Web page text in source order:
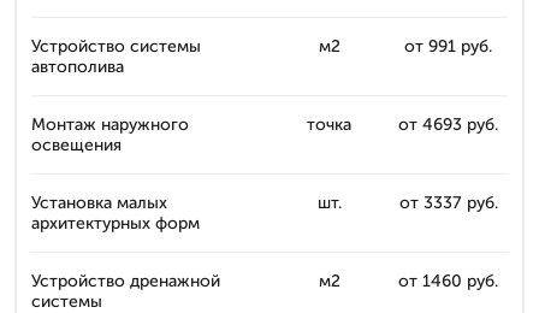
Устройство системы
автополива
м2 от 991 руб.
Монтаж наружного
освещения
точка от 4693 руб.
Установка малых
архитектурных форм
шт. от 3337 руб.
Устройство дренажной
системы
м2 от 1460 руб.